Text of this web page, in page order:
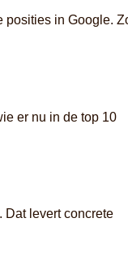
posities in Google.
er nu in de top 10
Dat levert concrete